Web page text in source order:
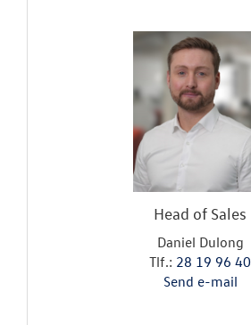
Head of Sales
Daniel Dulong
Tlf.: 28 19 96 40
Send e-mail